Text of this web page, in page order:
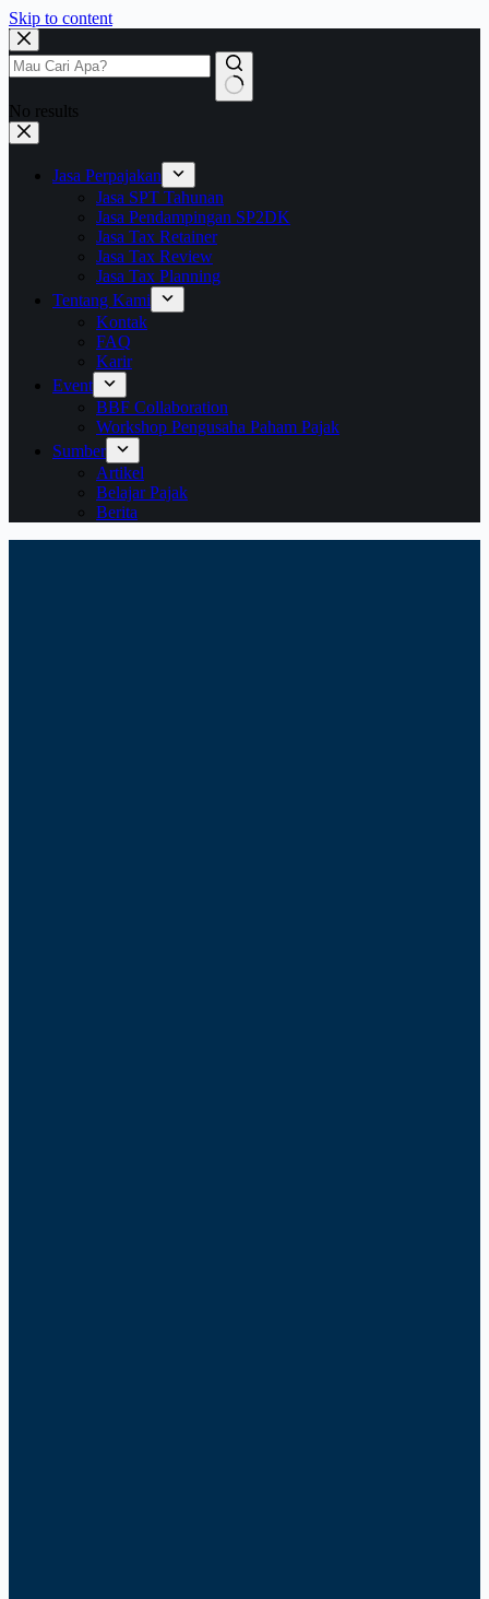
Skip to content
No results
Jasa Perpajakan
Jasa SPT Tahunan
Jasa Pendampingan SP2DK
Jasa Tax Retainer
Jasa Tax Review
Jasa Tax Planning
Tentang Kami
Kontak
FAQ
Karir
Event
BBF Collaboration
Workshop Pengusaha Paham Pajak
Sumber
Artikel
Belajar Pajak
Berita